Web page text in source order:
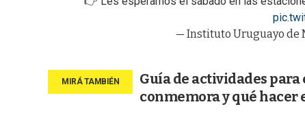
— Instituto Uruguayo de
Guía de actividades para
conmemora y qué hacer